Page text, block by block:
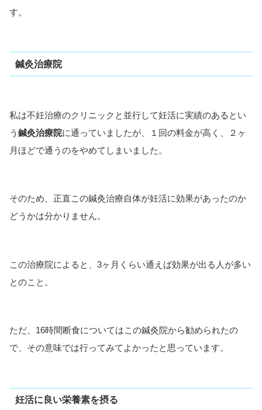
す。
鍼灸治療院
私は不妊治療のクリニックと並行して妊活に実績のあるとい
う 鍼灸治療院に通っていましたが、１回の料金が高く、２ヶ
月ほどで通うのをやめてしまいました。
そのため、正直この鍼灸治療自体が妊活に効果があったのか
どうかは分かりません。
この治療院によると、3ヶ月くらい通えば効果が出る人が多い
とのこと。
ただ、16時間断食についてはこの鍼灸院から勧められたの
で、その意味では行ってみてよかったと思っています。
妊活に良い栄養素を摂る